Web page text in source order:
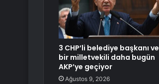
3 CHP’li belediye başkanı ve
bir milletvekili daha bugün
AKP’ye geçiyor
Ağustos 9, 2026